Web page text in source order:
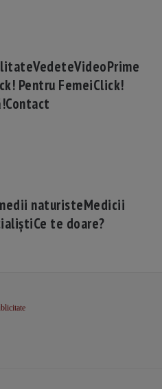
VedeteVideoPrime
Pentru FemeiClick!
Contact
naturisteMedicii
Ce te doare?